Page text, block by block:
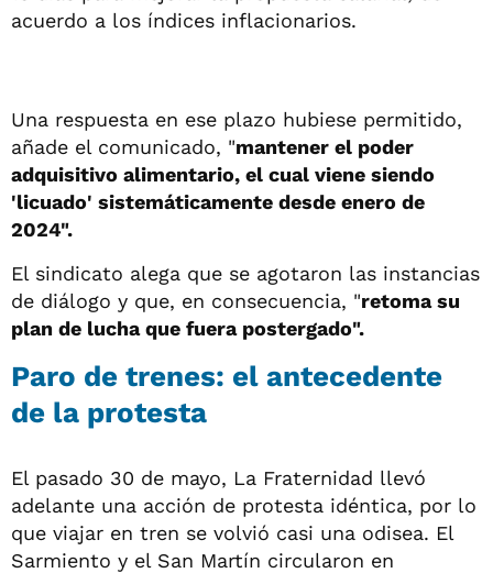
acuerdo a los índices inflacionarios.
Una respuesta en ese plazo hubiese permitido,
añade el comunicado, "mantener el poder
adquisitivo alimentario, el cual viene siendo
'licuado' sistemáticamente desde enero de
2024".
El sindicato alega que se agotaron las instancias
de diálogo y que, en consecuencia, "retoma su
plan de lucha que fuera postergado".
Paro de trenes: el antecedente
de la protesta
El pasado 30 de mayo, La Fraternidad llevó
adelante una acción de protesta idéntica, por lo
que viajar en tren se volvió casi una odisea. El
Sarmiento y el San Martín circularon en